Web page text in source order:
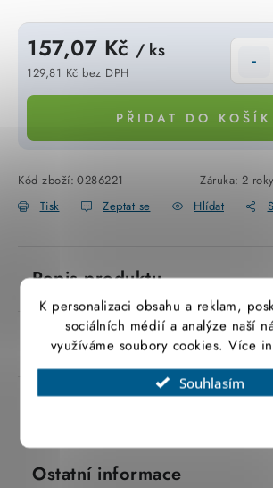
K personalizaci obsahu a reklam,
sociálních médií a analýze naší
využíváme soubory cookies. Více
Souhlasím
CHYTRÁ DOMÁCNOST
SVÍTIDLA domovní
SVÍTIDLA technická
VÝPRODEJ
Položky bez zařazené kategorie dle
VÁNOCE
OSVĚTLENÍ
157,07 Kč / ks
129,81 Kč bez DPH
Měrná cena:
PŘIDAT DO
Kód zboží: 0286221 Záruka: 2 roky
Tisk
Zeptat se Hlídat
Popis produktu
Parametry produktu
Ostatní informace